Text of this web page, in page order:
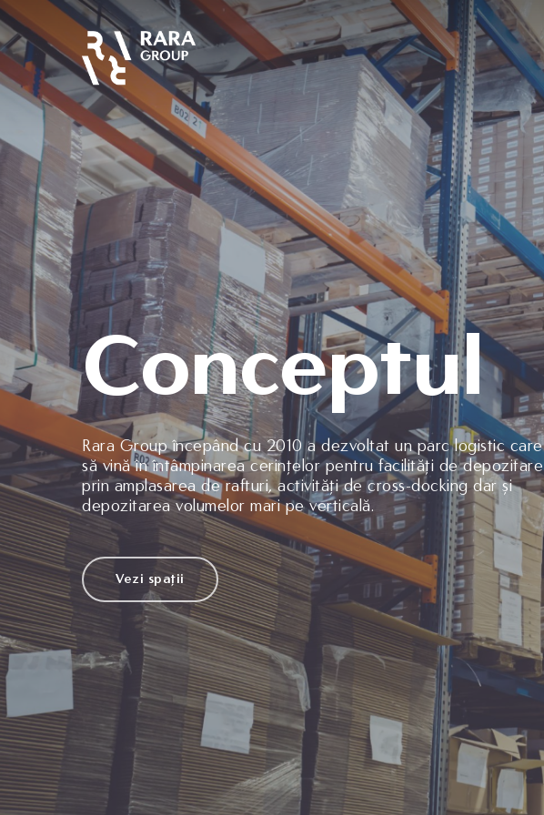
Conceptul
Rara Group începând cu 2010 a dezvoltat un parc logistic care
să vină în întâmpinarea cerințelor pentru facilități de depozitare
prin amplasarea de rafturi, activități de cross-docking dar și
depozitarea volumelor mari pe verticală.
Vezi spații